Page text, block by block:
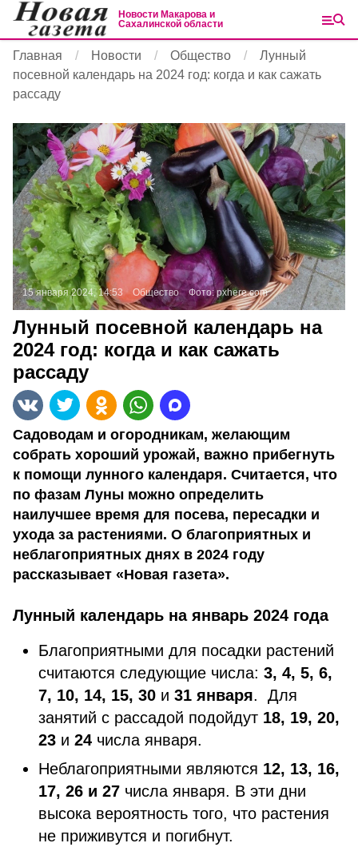
Новости Макарова и
Сахалинской области
Главная Новости Общество
Лунный
посевной календарь на 2024 год: когда и как сажать
рассаду
15 января 2024, 14:53 Общество Фото:pxhere.com
Лунный посевной календарь на
2024 год: когда и как сажать
рассаду
Садоводам и огородникам, желающим
собрать хороший урожай, важно прибегнуть
к помощи лунного календаря. Считается, что
по фазам Луны можно определить
наилучшее время для посева, пересадки и
ухода за растениями. О благоприятных и
неблагоприятных днях в 2024 году
рассказывает «Новая газета».
Лунный календарь на январь 2024 года
Благоприятными для посадки растений
считаются следующие числа: 3, 4, 5, 6,
7, 10, 14, 15, 30 и 31 января. Для
занятий с рассадой подойдут 18, 19, 20,
23 и 24 числа января.
Неблагоприятными являются 12, 13, 16,
17, 26 и 27 числа января. В эти дни
высока вероятность того, что растения
не приживутся и погибнут.